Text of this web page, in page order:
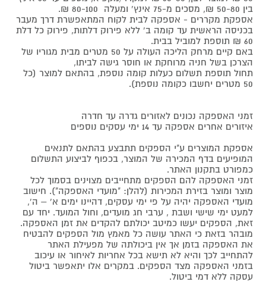
בין 50-80 ₪, מסכים מ-75 אינץ' ומעלה 80-100 ₪.
אספקת מקררים - אספקה לבית לקוח המתאפשרת דרך מעבר
בכניסה הראשית עד קומה ב' ללא פירוק דלתות, פירוק כל דלת
60 ₪ תוספת למוביל בבית.
באם קיים מרחק הליכה העולה על 50 מטרים מבית מגוריו של
הצרכן בשל חניה מרוחקת או חוסר גישה לביתו,
תחול תוספת תשלום כעלות קומה נוספת, בהתאם למוצר (כל
50 מטרים יחשבו כקומה נוספת).
זמני האספקה נכונים לאזורים גדרה עד חדרה
איזורים אחרים אספקה עד 14 ימי עסקים נוספים
אספקת המוצרים ע"י הספקים תתבצע בהתאם לתנאים
המופיעים בדף המכירה של המוצר, בכפוף לביצוע התשלום
כמפורט בתקנון האתר.
זמני האספקה להם הספקים מתחייבים מצוינים בסמוך לכל
מוצר ומוצר בזירת המכירות (להלן: "מועדי האספקה"). חישוב
מועדי האספקה יהיה על פי ימי עסקים, דהיינו ימים א' – ה',
למעט ימי שישי ושבת , ערבי חג מועדים, וחול המועד. יחד עם
זאת, הספקים יעשו כמיטב יכולתם להקדים את זמן האספקה.
מובהר בזאת כי האתר עושה כל מאמץ מול הספקים להבטיח
את האספקה בזמן אך אין ביכולתה של מפעילת האתר
להתחייב לכך והיא לא תישא בכל אחריות לאיחור או עיכוב
בזמני האספקה מצד הספקים. במקרים אלו יתאפשר ביטול
עסקה ללא דמי ביטול.